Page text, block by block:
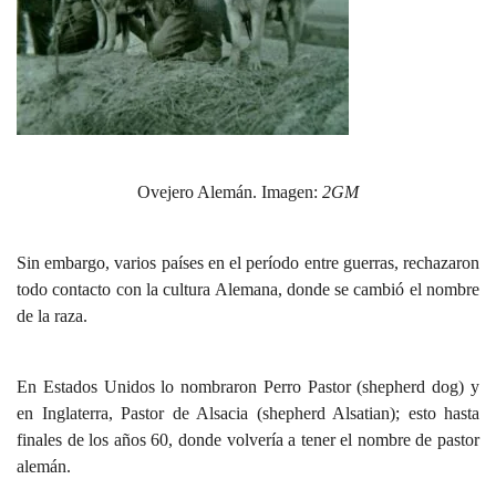
Ovejero Alemán. Imagen: 2GM
Sin embargo, varios países en el período entre guerras, rechazaron
todo contacto con la cultura Alemana, donde se cambió el nombre
de la raza.
En Estados Unidos lo nombraron Perro Pastor (shepherd dog) y
en Inglaterra, Pastor de Alsacia (shepherd Alsatian); esto hasta
finales de los años 60, donde volvería a tener el nombre de pastor
alemán.